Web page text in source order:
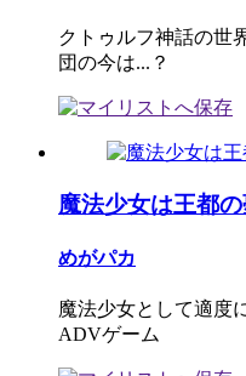
クトゥルフ神話の世
団の今は...？
魔法少女は王都
めがパカ
魔法少女として適度
ADVゲーム